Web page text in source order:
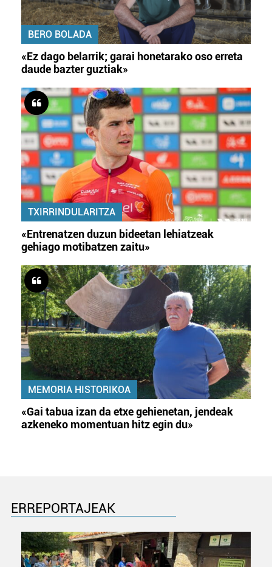
BERO BOLADA
«Ez dago belarrik; garai honetarako oso erreta
daude bazter guztiak»
TXIRRINDULARITZA
«Entrenatzen duzun bideetan lehiatzeak
gehiago motibatzen zaitu»
MEMORIA HISTORIKOA
«Gai tabua izan da etxe gehienetan, jendeak
azkeneko momentuan hitz egin du»
ERREPORTAJEAK